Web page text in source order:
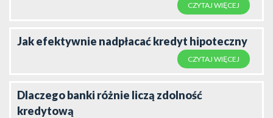
CZYTAJ WIĘCEJ
Jak efektywnie nadpłacać kredyt hipoteczny
CZYTAJ WIĘCEJ
Dlaczego banki różnie liczą zdolność
kredytową